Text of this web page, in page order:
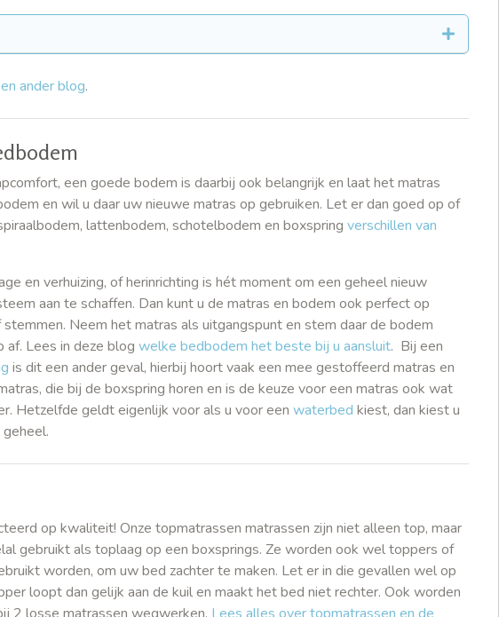
ander blog.
een goede bodem is daarbij ook belangrijk en laat het matras
en wil u daar uw nieuwe matras op gebruiken. Let er dan goed op of
lattenbodem, schotelbodem en boxspring verschillen van
en verhuizing, of herinrichting is hét moment om een geheel nieuw
aan te schaffen. Dan kunt u de matras en bodem ook perfect op
stemmen. Neem het matras als uitgangspunt en stem daar de bodem
af. Lees in deze blog welke bedbodem het beste bij u aansluit. Bij een
is dit een ander geval, hierbij hoort vaak een mee gestoffeerd matras en
die bij de boxspring horen en is de keuze voor een matras ook wat
Hetzelfde geldt eigenlijk voor als u voor een waterbed kiest, dan kiest u
op kwaliteit! Onze topmatrassen matrassen zijn niet alleen top, maar
gebruikt als toplaag op een boxsprings. Ze worden ook wel toppers of
worden, om uw bed zachter te maken. Let er in die gevallen wel op
loopt dan gelijk aan de kuil en maakt het bed niet rechter. Ook worden